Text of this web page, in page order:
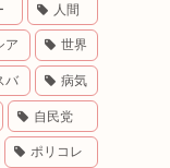
人間
ア 世界
バ 病気
自民党
ポリコレ